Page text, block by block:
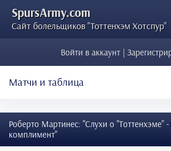
SpursArmy.com
Сайт болельщиков "Тоттенхэм Хотспур"
Войти в аккаунт |
Матчи и таблица
Роберто Мартинес: "Слухи о "Тоттенхэме"
комплимент"